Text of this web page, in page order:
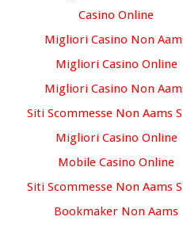
Casino Online
Migliori Casino Non
Migliori Casino Online
Migliori Casino Non
Siti Scommesse Non Aams
Migliori Casino Online
Mobile Casino Online
Siti Scommesse Non Aams
Bookmaker Non Aams